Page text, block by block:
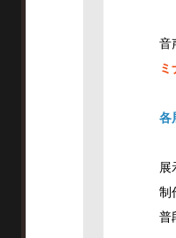
音
各
展
制
普